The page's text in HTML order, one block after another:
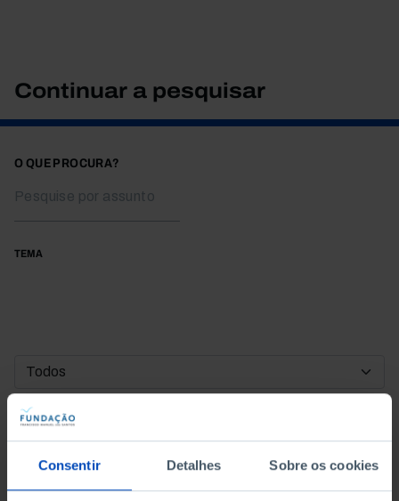
Consentir Detalhes Sobre os cookies
Continuar a pesquisar
O QUE PROCURA?
TEMA
DATA DE INÍCIO
DATA DE FIM